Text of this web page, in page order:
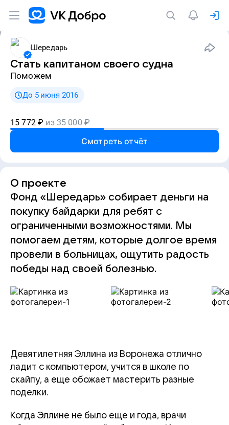
Шередарь
Стать капитаном своего судна
Поможем
До 5 июня 2016
15 772 ₽ из 35 000 ₽
Смотреть отчёт
О проекте
Фонд «Шередарь» собирает деньги на
покупку байдарки для ребят с
ограниченными возможностями. Мы
помогаем детям, которые долгое время
провели в больницах, ощутить радость
победы над своей болезнью.
Девятилетняя Эллина из Воронежа отлично
ладит с компьютером, учится в школе по
скайпу, а еще обожает мастерить разные
поделки.
Когда Эллине не было еще и года, врачи